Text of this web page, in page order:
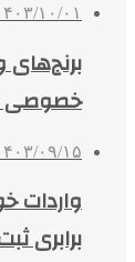
۱۴۰۳/۱۰/
خصوصی
۱۴۰۳/۰۹/
برابری